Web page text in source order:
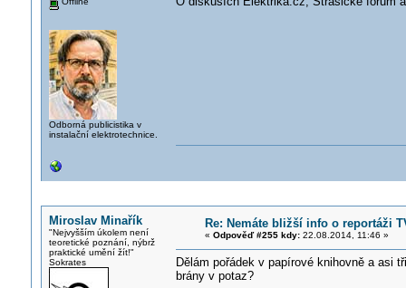
Odborná publicistika v
instalační elektrotechnice.
Miroslav Minařík
"Nejvyšším úkolem není
teoretické poznání, nýbrž
praktické umění žít!"
Sokrates
Re: Nemáte bližší info o reportáži
« Odpověď #255 kdy:22.08.2014, 11:46 »
Dělám pořádek v papírové knihovně a asi
brány v potaz?